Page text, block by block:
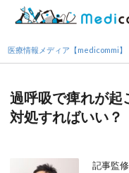
医療情報メディア【medicommi】
過呼吸で痺れが起
対処すればいい？
記事監